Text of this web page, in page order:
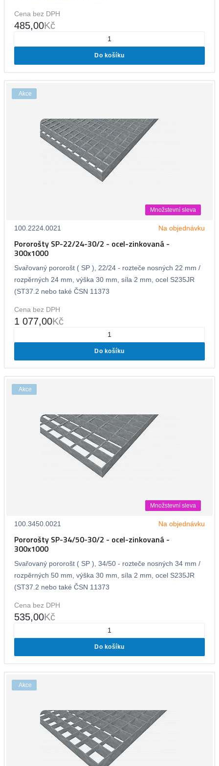
Cena bez DPH
485,00Kč
Do košíku
Akce
Množstevní sleva
100.2224.0021 Na objednávku
Pororošty SP-22/24-30/2 - ocel-zinkovaná -
300x1000
Svařovaný pororošt ( SP ), 22/24 - rozteče nosných 22 mm /
rozpěrných 24 mm, výška 30 mm, síla 2 mm, ocel S235JR
(ST37.2 nebo také ČSN 11373
Cena bez DPH
1 077,00Kč
Do košíku
Akce
Množstevní sleva
100.3450.0021 Na objednávku
Pororošty SP-34/50-30/2 - ocel-zinkovaná -
300x1000
Svařovaný pororošt ( SP ), 34/50 - rozteče nosných 34 mm /
rozpěrných 50 mm, výška 30 mm, síla 2 mm, ocel S235JR
(ST37.2 nebo také ČSN 11373
Cena bez DPH
535,00Kč
Do košíku
Akce